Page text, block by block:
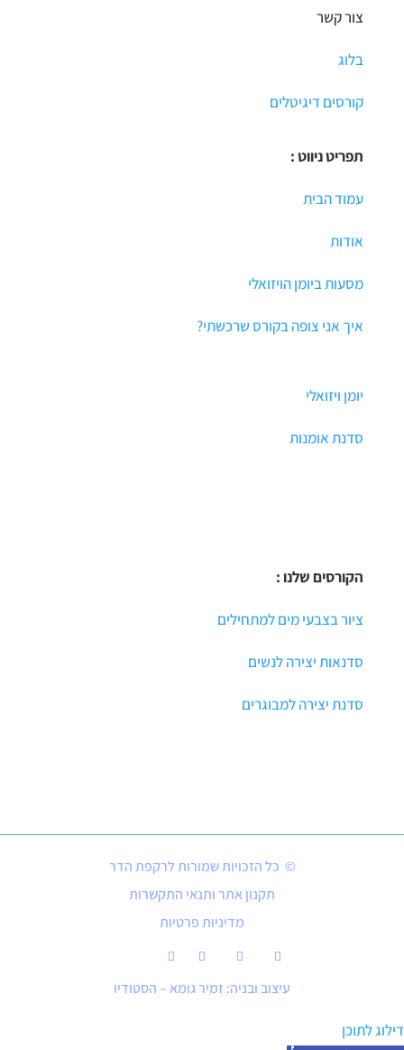
צור קשר
בלוג
קורסים דיגיטלים
תפריט ניווט :
עמוד הבית
אודות
מסעות ביומן הויזואלי
איך אני צופה בקורס שרכשתי?
יומן ויזואלי
סדנת אומנות
הקורסים שלנו :
ציור בצבעי מים למתחילים
סדנאות יצירה לנשים
סדנת יצירה למבוגרים
© כל הזכויות שמורות לרקפת הדר
תקנון אתר ותנאי התקשרות
מדיניות פרטיות
עיצוב ובניה: זמיר גומא – הסטודיו
דילוג לתוכן